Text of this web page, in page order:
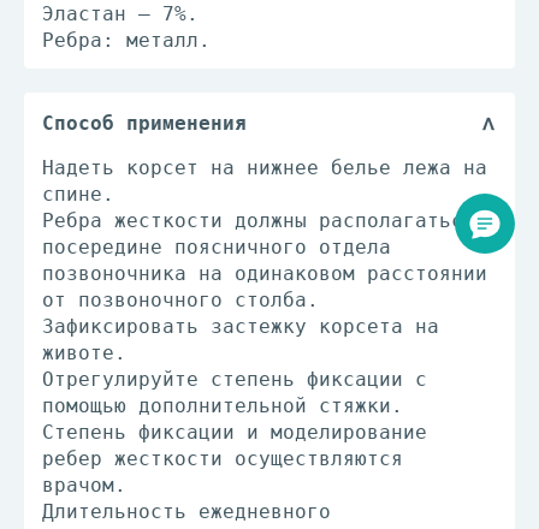
Эластан — 7%.
Ребра: металл.
Способ применения
Надеть корсет на нижнее белье лежа на
спине.
Ребра жесткости должны располагаться
посередине поясничного отдела
позвоночника на одинаковом расстоянии
от позвоночного столба.
Зафиксировать застежку корсета на
животе.
Отрегулируйте степень фиксации с
помощью дополнительной стяжки.
Степень фиксации и моделирование
ребер жесткости осуществляются
врачом.
Длительность ежедневного